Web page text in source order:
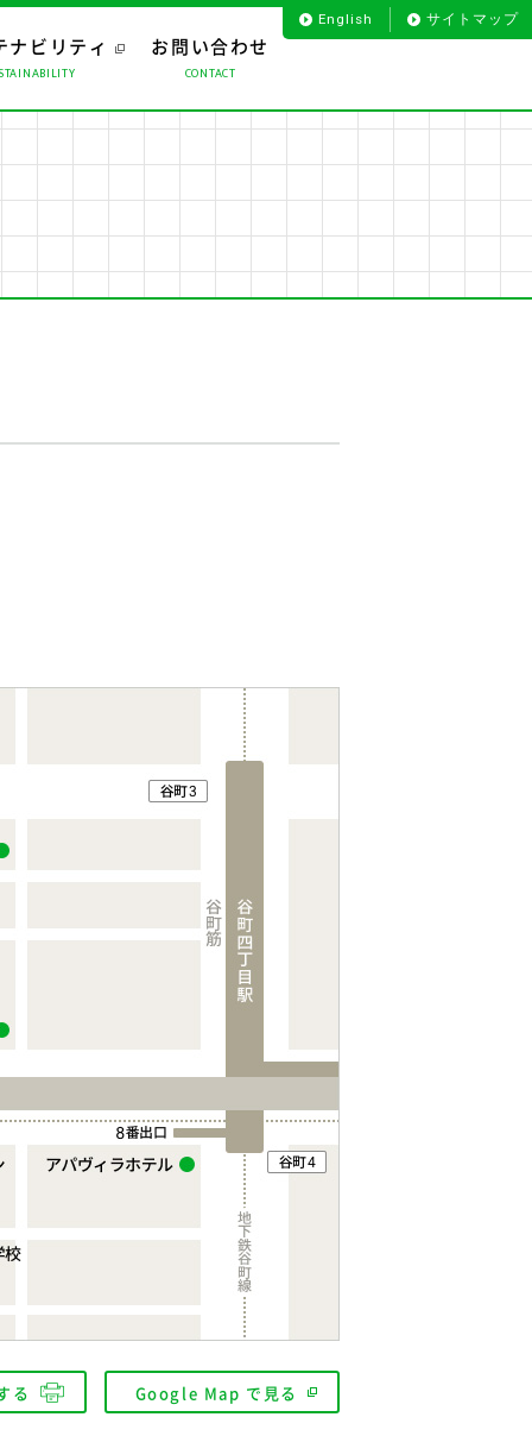
English サイトマップ
客様のお声から
役員一覧 会社沿革 組織図
プロダクト 海外事業 ライフサポート
ナビリティ お問い合わせ
CONTACT
る Google Map で見る